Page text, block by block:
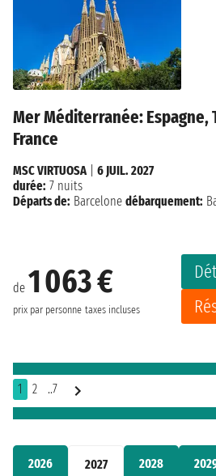
2026 2027 2028
Mer Méditerranée: Espagne,
France
de 1 063 €
prix par personne taxes incluses
MSC VIRTUOSA| 6 JUIL. 2027
durée: 7 nuits
Départs de: Barcelone débarquement:
1 2 ..7